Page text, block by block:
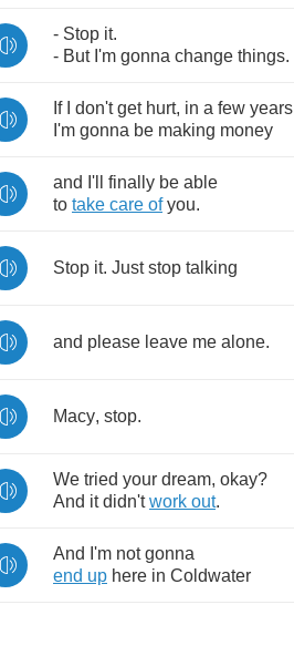
- Stop it.
- But I'm gonna change things.
If don't get hurt, in a few years
I'm gonna be making money
and I'll finally be able
to take care of you.
Stop it. Just stop talking
and please leave me alone.
Macy, stop.
We tried your dream, okay?
And it didn't work out.
And I'm not gonna
end up here in Coldwater